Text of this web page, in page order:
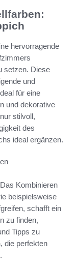
hervorragende
setzen. Diese
und
für eine
und dekorative
stilvoll,
des
ideal ergänzen.
Kombinieren
beispielsweise
schafft ein
zu finden,
Tipps zu
die perfekten